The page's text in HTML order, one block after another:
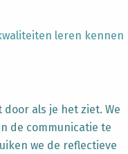
leren kennen
door als je het ziet. We
de communicatie te
we de reflectieve